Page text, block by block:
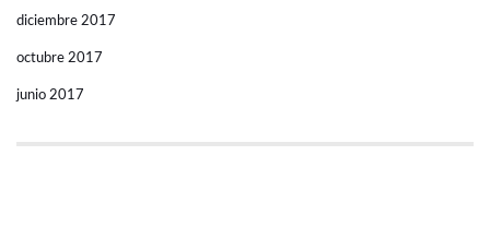
diciembre 2017
octubre 2017
junio 2017